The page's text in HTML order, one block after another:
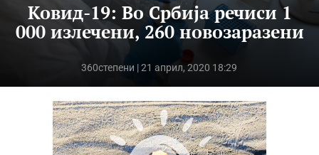
Ковид-19: Во Србија речиси 1
000 излечени, 260 новозаразени
360степени | 21 април, 2020 18:29